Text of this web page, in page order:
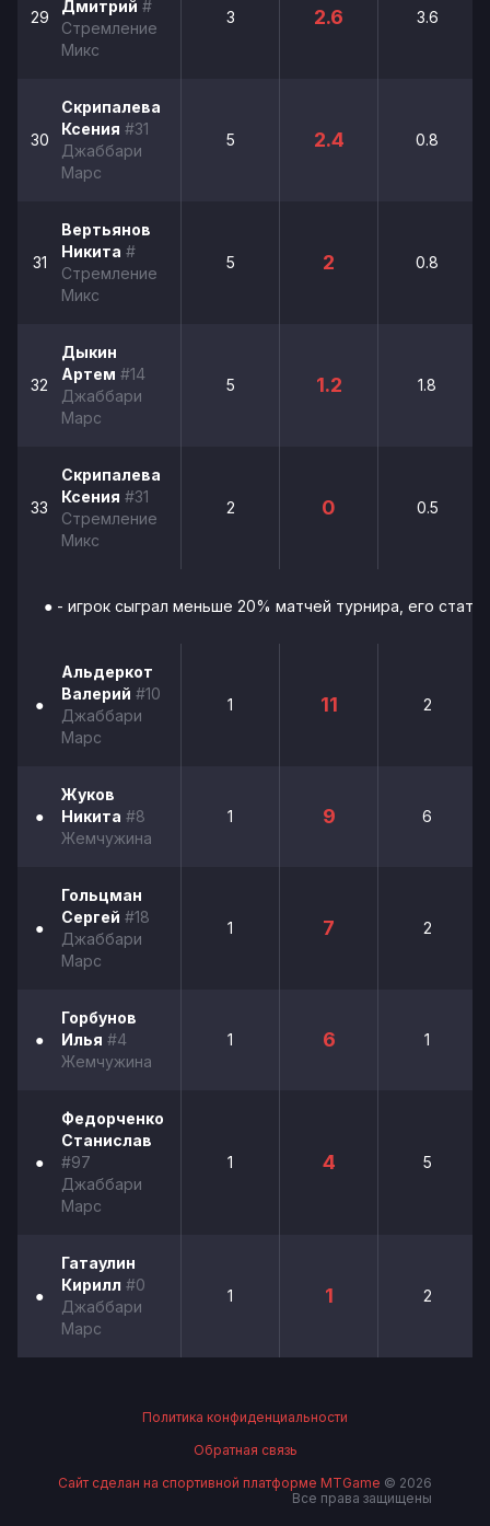
29
Дмитрий #
Стремление
Микс
3 2.6 3.6
30
Скрипалева
Ксения #31
Джаббари
Марс
5 2.4 0.8
31
Вертьянов
Никита #
Стремление
Микс
5 2 0.8
32
Дыкин
Артем #14
Джаббари
Марс
5 1.2 1.8
33
Скрипалева
Ксения #31
Стремление
Микс
2 0 0.5
● - игрок сыграл меньше 20% матчей турнира, его
●
Альдеркот
Валерий #10
Джаббари
Марс
1 11 2
●
Жуков
Никита #8
Жемчужина
1 9 6
●
Гольцман
Сергей #18
Джаббари
Марс
1 7 2
●
Горбунов
Илья #4
Жемчужина
1 6 1
●
Федорченко
Станислав
#97
Джаббари
Марс
1 4 5
●
Гатаулин
Кирилл #0
Джаббари
Марс
1 1 2
Политика конфиденциальности
Обратная связь
Сайт сделан на спортивной платформе MTGame © 2026
Все права защищены